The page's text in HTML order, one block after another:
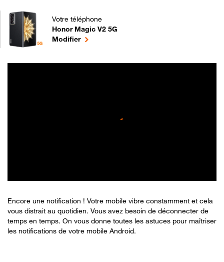
Votre téléphone
Honor Magic V2 5G
Comment limiter les notifications sur votre
Modifierle téléphone sélectionné
Encore une notification ! Votre mobile vibre constamment et cela
vous distrait au quotidien. Vous avez besoin de déconnecter de
temps en temps. On vous donne toutes les astuces pour maîtriser
les notifications de votre mobile Android.